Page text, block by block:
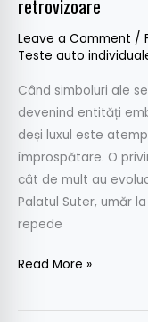
retrovizoare
Leave a Comment /
Teste auto
Când simboluri ale
devenind entități
deși luxul este
împrospătare. O
cât de mult au
Palatul Suter, umăr
repede
Read More »